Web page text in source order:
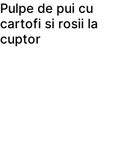
Pulpe de pui cu
cartofi si rosii la
cuptor